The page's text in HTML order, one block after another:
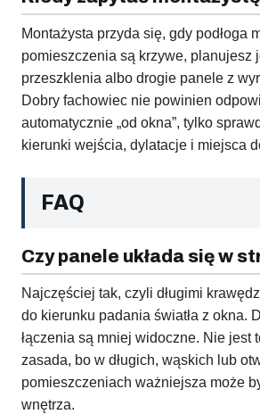
Montażysta przyda się, gdy podłoga
pomieszczenia są krzywe, planujesz
przeszklenia albo drogie panele z
Dobry fachowiec nie powinien
automatycznie „od okna”, tylko
kierunki wejścia, dylatacje i miejsca
FAQ
Czy panele układa się w
Najczęściej tak, czyli długimi
do kierunku padania światła z okna.
łączenia są mniej widoczne. Nie jest
zasada, bo w długich, wąskich lub
pomieszczeniach ważniejsza może
wnętrza.